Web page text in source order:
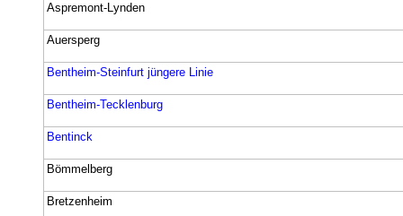
Aspremont-Lynden
Auersperg
Bentheim-Steinfurt jüngere Linie
Bentheim-Tecklenburg
Bentinck
Bömmelberg
Bretzenheim